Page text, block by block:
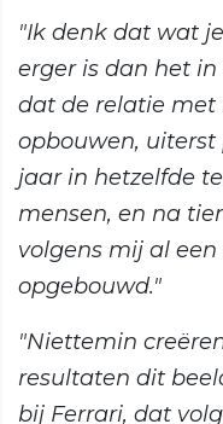
"Ik denk dat wat
erger is dan het
dat de relatie met
opbouwen, uiterst
jaar in hetzelfde
mensen, en na
volgens mij al
opgebouwd."
"Niettemin
resultaten dit
bij Ferrari, dat